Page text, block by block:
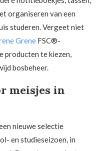
organiseren van een
studeren. Vergeet niet
Grene FSC®-
producten te kiezen,
bosbeheer.
meisjes in
nieuwe selectie
en studieseizoen, in